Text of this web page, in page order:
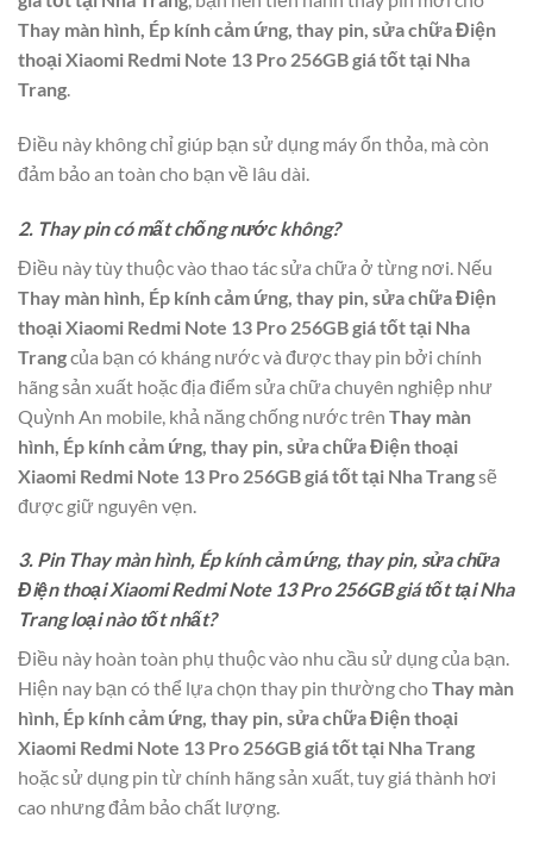
Thay màn hình, Ép kính cảm ứng, thay pin, sửa chữa Điện
thoại Xiaomi Redmi Note 13 Pro 256GB giá tốt tại Nha
Trang.
Điều này không chỉ giúp bạn sử dụng máy ổn thỏa, mà còn
đảm bảo an toàn cho bạn về lâu dài.
2. Thay pin có mất chống nước không?
Điều này tùy thuộc vào thao tác sửa chữa ở từng nơi. Nếu
Thay màn hình, Ép kính cảm ứng, thay pin, sửa chữa Điện
thoại Xiaomi Redmi Note 13 Pro 256GB giá tốt tại Nha
Trangcủa bạn có kháng nước và được thay pin bởi chính
hãng sản xuất hoặc địa điểm sửa chữa chuyên nghiệp như
Quỳnh An mobile, khả năng chống nước trên Thay màn
hình, Ép kính cảm ứng, thay pin, sửa chữa Điện thoại
Xiaomi Redmi Note 13 Pro 256GB giá tốt tại Nha Trangsẽ
được giữ nguyên vẹn.
3. Pin Thay màn hình, Ép kính cảm ứng, thay pin, sửa chữa
Điện thoại Xiaomi Redmi Note 13 Pro 256GB giá tốt tại Nha
Trang loại nào tốt nhất?
Điều này hoàn toàn phụ thuộc vào nhu cầu sử dụng của bạn.
Hiện nay bạn có thể lựa chọn thay pin thường choThay màn
hình, Ép kính cảm ứng, thay pin, sửa chữa Điện thoại
Xiaomi Redmi Note 13 Pro 256GB giá tốt tại Nha Trang
hoặc sử dụng pin từ chính hãng sản xuất, tuy giá thành hơi
cao nhưng đảm bảo chất lượng.